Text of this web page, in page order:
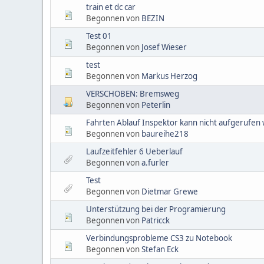
train et dc car
Begonnen von BEZIN
Test 01
Begonnen von Josef Wieser
test
Begonnen von Markus Herzog
VERSCHOBEN: Bremsweg
Begonnen von Peterlin
Fahrten Ablauf Inspektor kann nicht aufgerufen
Begonnen von baureihe218
Laufzeitfehler 6 Ueberlauf
Begonnen vona.furler
Test
Begonnen von Dietmar Grewe
Unterstützung bei der Programierung
Begonnen von Patricck
Verbindungsprobleme CS3 zu Notebook
Begonnen vonStefan Eck